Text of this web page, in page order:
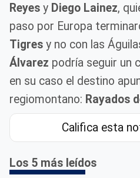
Reyes y Diego Lainez,
paso por Europa
Tigres y no con las
Álvarez podría seguir un
en su caso el destino
regiomontano: Rayados
Califica esta
Los 5 más leídos